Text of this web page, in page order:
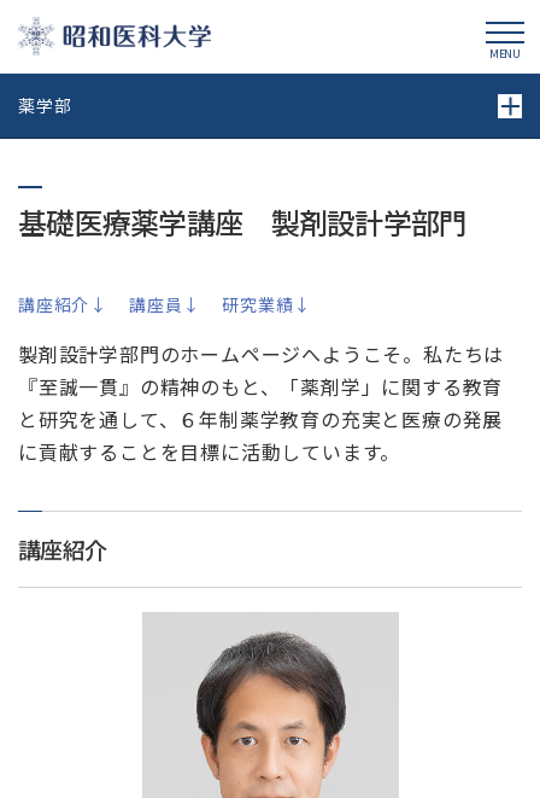
MENU
薬学部
基礎医療薬学講座 製剤設計学部門
講座紹介↓ 講座員↓ 研究業績↓
製剤設計学部門のホームページへようこそ。私たちは
『至誠一貫』の精神のもと、「薬剤学」に関する教育
と研究を通して、６年制薬学教育の充実と医療の発展
に貢献することを目標に活動しています。
講座紹介